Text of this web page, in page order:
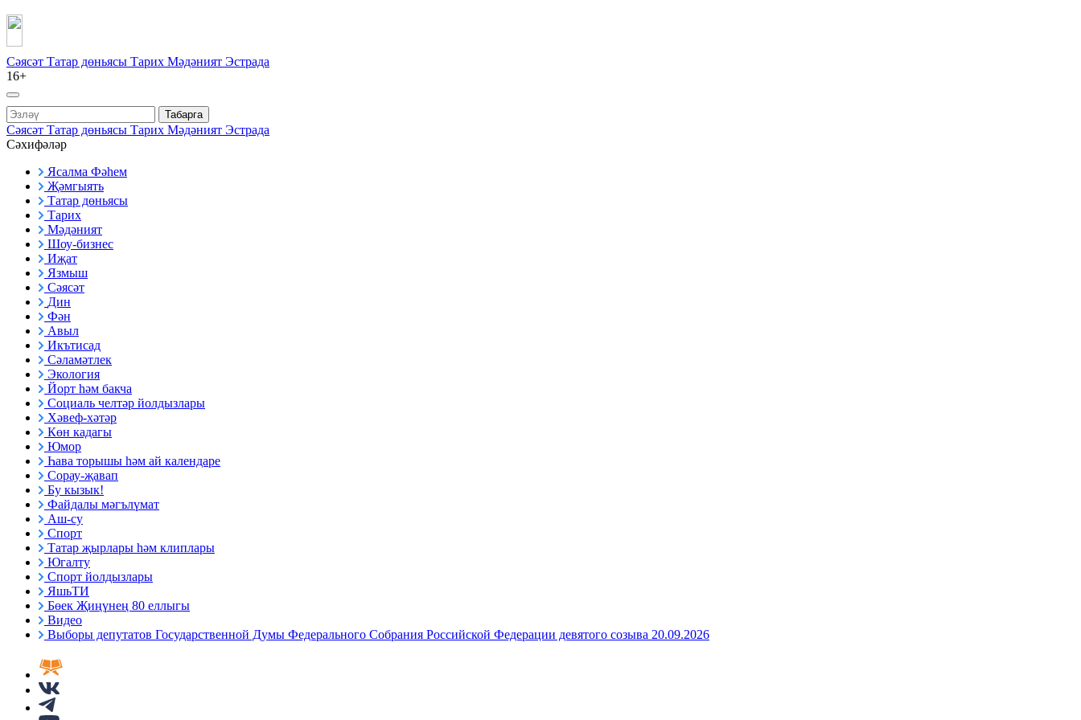
Сәясәт Татар дөньясы Тарих Мәдәният Эстрада
16+
Табарга
Сәясәт Татар дөньясы Тарих Мәдәният Эстрада
Сәхифәләр
Ясалма Фәһем
Җәмгыять
Татар дөньясы
Тарих
Мәдәният
Шоу-бизнес
Иҗат
Язмыш
Сәясәт
Дин
Фән
Авыл
Икътисад
Сәламәтлек
Экология
Йорт һәм бакча
Социаль челтәр йолдызлары
Хәвеф-хәтәр
Көн кадагы
Юмор
Һава торышы һәм ай календаре
Сорау-җавап
Бу кызык!
Файдалы мәгълүмат
Аш-су
Спорт
Татар җырлары һәм клиплары
Югалту
Спорт йолдызлары
ЯшьТИ
Бөек Җиңүнең 80 еллыгы
Видео
Выборы депутатов Государственной Думы Федерального Собрания Российской Федерации девятого созыва 20.09.2026